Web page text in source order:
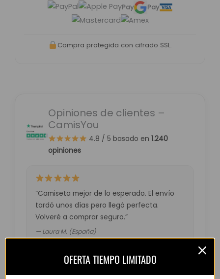
Pay Pay
Compra protegida con cifrado SSL.
Opiniones de clientes –
CamisYou
4.8 / 5 basado en 1.240
opiniones
“Camiseta mejor de lo esperado. El envío
tardó unos días pero llegó perfecta.
Volveré a comprar seguro.”
— Laura M. (España)
OFERTA TIEMPO LIMITADO